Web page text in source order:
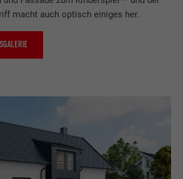
macht auch optisch einiges her.